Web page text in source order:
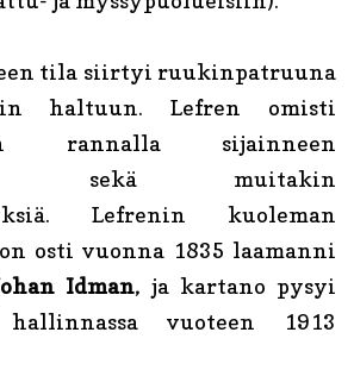
tila siirtyi ruukinpatruuna
haltuun. Lefren omisti
rannalla sijainneen
sekä muitakin
Lefrenin kuoleman
osti vuonna 1835 laamanni
Idman, ja kartano pysyi
hallinnassa vuoteen 1913